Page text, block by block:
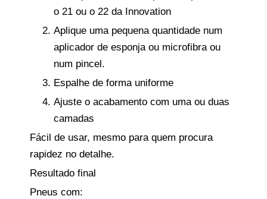
o 21 ou o 22 da Innovation
Aplique uma pequena quantidade num
aplicador de esponja ou microfibra ou
num pincel.
Espalhe de forma uniforme
Ajuste o acabamento com uma ou duas
camadas
Fácil de usar, mesmo para quem procura
rapidez no detalhe.
Resultado final
Pneus com: